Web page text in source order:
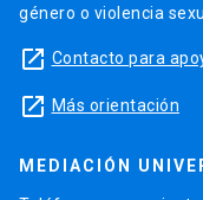
género o violencia
launch Contacto para
launch Más orientación
MEDIACIÓN